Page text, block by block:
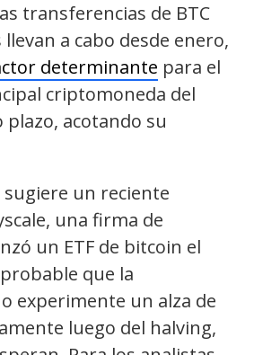
transferencias de BTC
a cabo desde enero,
determinante para el
criptomoneda del
plazo, acotando su
sugiere un reciente
una firma de
un ETF de bitcoin el
que la
experimente un alza de
luego del halving,